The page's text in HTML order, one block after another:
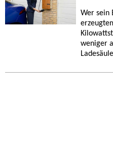
Wer sein
weniger